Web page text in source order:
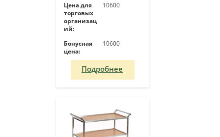
Цена для
торговых
организац
ий:
10600
Бонусная
цена:
10600
Подробнее